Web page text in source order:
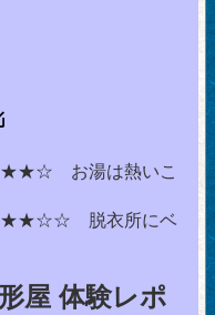
お湯は熱いこ
脱衣所にベ
屋 体験レポ